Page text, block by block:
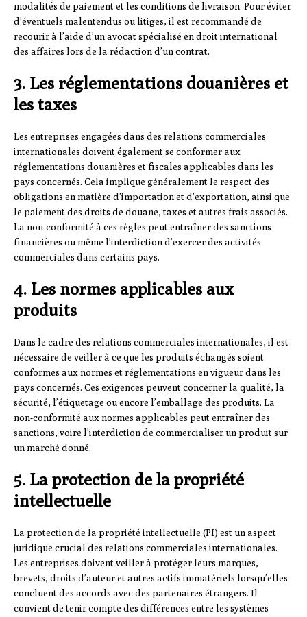
modalités de paiement et les conditions de livraison. Pour éviter
d’éventuels malentendus ou litiges, il est recommandé de
recourir à l’aide d’un avocat spécialisé en droit international
des affaires lors de la rédaction d’un contrat.
3. Les réglementations douanières et
les taxes
Les entreprises engagées dans des relations commerciales
internationales doivent également se conformer aux
réglementations douanières et fiscales applicables dans les
pays concernés. Cela implique généralement le respect des
obligations en matière d’importation et d’exportation, ainsi que
le paiement des droits de douane, taxes et autres frais associés.
La non-conformité à ces règles peut entraîner des sanctions
financières ou même l’interdiction d’exercer des activités
commerciales dans certains pays.
4. Les normes applicables aux
produits
Dans le cadre des relations commerciales internationales, il est
nécessaire de veiller à ce que les produits échangés soient
conformes aux normes et réglementations en vigueur dans les
pays concernés. Ces exigences peuvent concerner la qualité, la
sécurité, l’étiquetage ou encore l’emballage des produits. La
non-conformité aux normes applicables peut entraîner des
sanctions, voire l’interdiction de commercialiser un produit sur
un marché donné.
5. La protection de la propriété
intellectuelle
La protection de la propriété intellectuelle (PI) est un aspect
juridique crucial des relations commerciales internationales.
Les entreprises doivent veiller à protéger leurs marques,
brevets, droits d’auteur et autres actifs immatériels lorsqu’elles
concluent des accords avec des partenaires étrangers. Il
convient de tenir compte des différences entre les systèmes